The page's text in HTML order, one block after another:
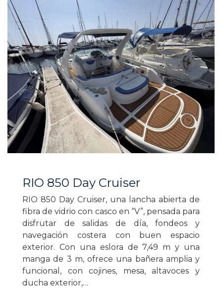
RIO 850 Day Cruiser
RIO 850 Day Cruiser, una lancha abierta de
fibra de vidrio con casco en “V”, pensada para
disfrutar de salidas de día, fondeos y
navegación costera con buen espacio
exterior. Con una eslora de 7,49 m y una
manga de 3 m, ofrece una bañera amplia y
funcional, con cojines, mesa, altavoces y
ducha exterior,…